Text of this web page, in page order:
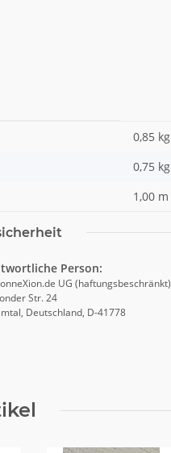
0,85 kg
0,75 kg
1,00 m
Person:
UG (haftungsbeschränkt)
Str. 24
Deutschland, D-41778